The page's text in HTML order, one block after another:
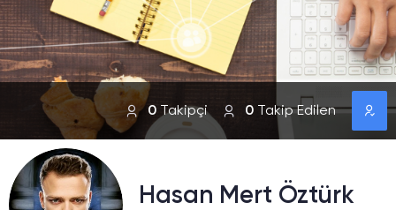
0 Takipçi 0 Takip Edilen
Hasan Mert Öztürk